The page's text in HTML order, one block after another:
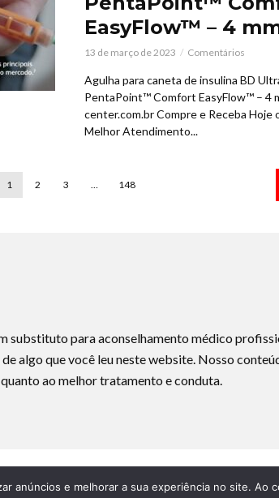
EasyFlow™ – 4
13 de março de 2023 Comentários
Agulha para caneta de insulina BD
PentaPoint™ Comfort EasyFlow™ – 4
center.com.br Compre e Receba Hoje
Melhor Atendimento...
1 2 3 … 148
substituto para aconselhamento médico
algo que você leu neste website. Nosso
ao melhor tratamento e conduta.
anúncios e melhorar a sua experiência no site. Ao